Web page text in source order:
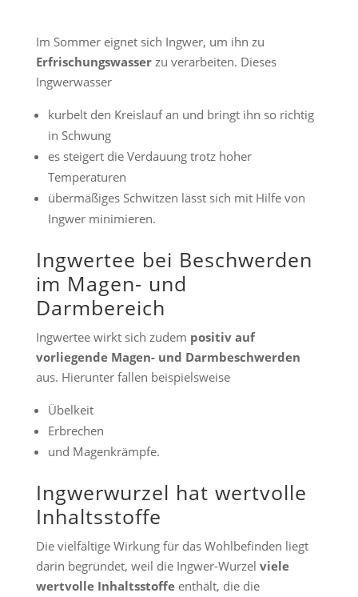
Im Sommer eignet sich Ingwer, um ihn zu
Erfrischungswasserzu verarbeiten. Dieses
Ingwerwasser
kurbelt den Kreislauf an und bringt ihn so richtig
in Schwung
es steigert die Verdauung trotz hoher
Temperaturen
übermäßiges Schwitzen lässt sich mit Hilfe von
Ingwer minimieren.
Ingwertee bei Beschwerden
im Magen- und
Darmbereich
Ingwertee wirkt sich zudem positiv auf
vorliegende Magen- und Darmbeschwerden
aus. Hierunter fallen beispielsweise
Übelkeit
Erbrechen
und Magenkrämpfe.
Ingwerwurzel hat wertvolle
Inhaltsstoffe
Die vielfältige Wirkung für das Wohlbefinden liegt
darin begründet, weil die Ingwer-Wurzel viele
wertvolle Inhaltsstoffeenthält, die die